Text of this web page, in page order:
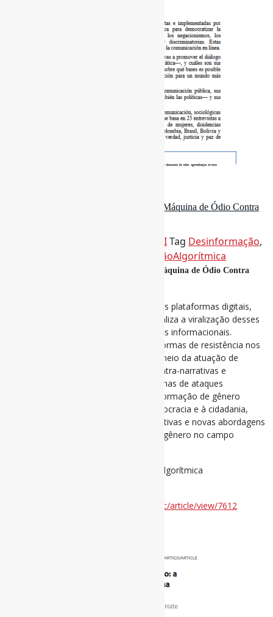
Entre o Ressentimento e o Algoritmo: A Máquina de Ódio Contra
Informe-CITag Desinformação,
MediaçãoAlgorítmica
Entre o Ressentimento e o Algoritmo: A Máquina de Ódio Contra
Evidencia-se que a lógica algorítmica das plataformas digitais,
aliada à economia da atenção, potencializa a viralização desses
conteúdos, aprofundando desigualdades informacionais.
Contudo, o estudo também identifica formas de resistência nos
ambientes digitais, especialmente por meio da atuação de
coletivos feministas que constroem contra-narrativas e
preservam a memória de mulheres vítimas de ataques
informacionais. Conclui-se que a desinformação de gênero
constitui uma ameaça estrutural à democracia e à cidadania,
exigindo políticas públicas, ações educativas e novas abordagens
teóricas que integrem a perspectiva de gênero no campo
#Gênero #Desinformação #MediaçãoAlgorítmica
https://revista.ibict.br/liinc/article/view/7612